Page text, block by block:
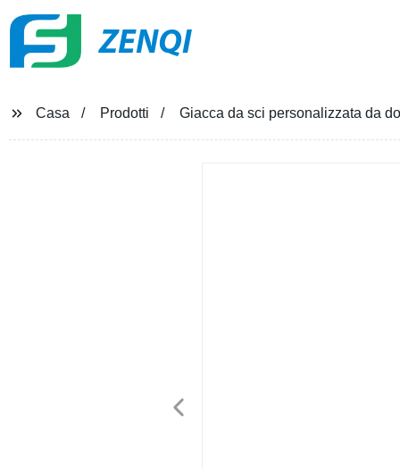
ZENQI
Casa Prodotti Giacca da sci personalizzata da